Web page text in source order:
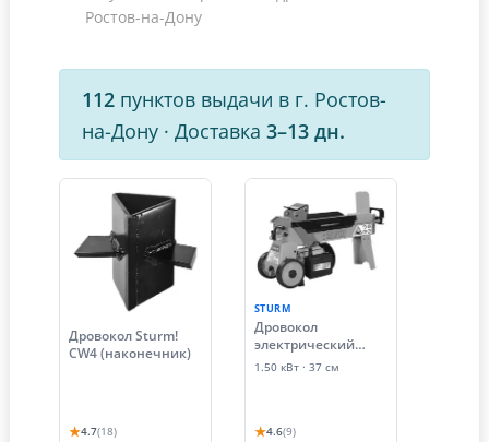
Ростов-на-Дону
112 пунктов выдачи в г. Ростов-
на-Дону · Доставка 3–13 дн.
Дровокол Sturm!
CW4 (наконечник)
★4.7(18)
STURM
Дровокол
электрический
гидравлический
1.50 кВт · 37 см
★4.6(9)